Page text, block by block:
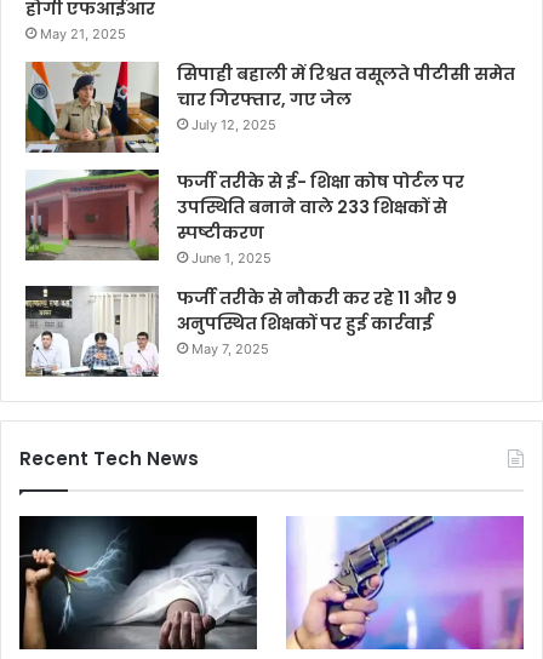
होगी एफआईआर
May 21, 2025
सिपाही बहाली में रिश्वत वसूलते पीटीसी समेत
चार गिरफ्तार, गए जेल
July 12, 2025
फर्जी तरीके से ई- शिक्षा कोष पोर्टल पर
उपस्थिति बनाने वाले 233 शिक्षकों से
स्पष्टीकरण
June 1, 2025
फर्जी तरीके से नौकरी कर रहे 11 और 9
अनुपस्थित शिक्षकों पर हुई कार्रवाई
May 7, 2025
Recent Tech News